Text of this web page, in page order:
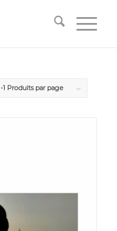
-1 Produits par page